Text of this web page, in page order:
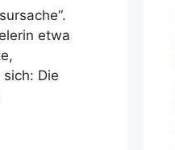
etwa
Die